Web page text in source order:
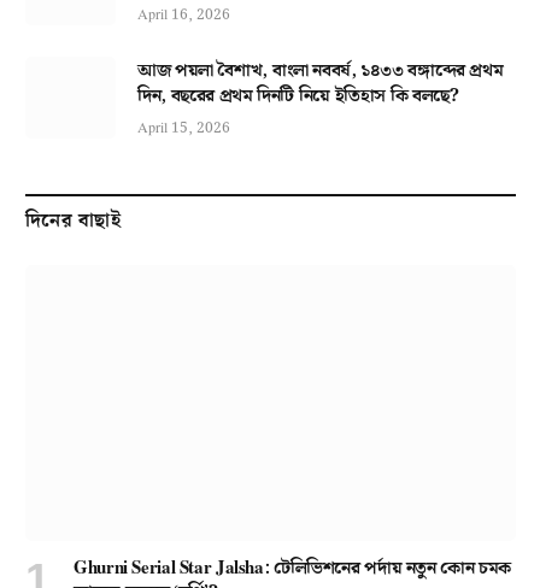
April 16, 2026
আজ পয়লা বৈশাখ, বাংলা নববর্ষ, ১৪৩৩ বঙ্গাব্দের প্রথম
দিন, বছরের প্রথম দিনটি নিয়ে ইতিহাস কি বলছে?
April 15, 2026
দিনের বাছাই
Ghurni Serial Star Jalsha: টেলিভিশনের পর্দায় নতুন কোন চমক